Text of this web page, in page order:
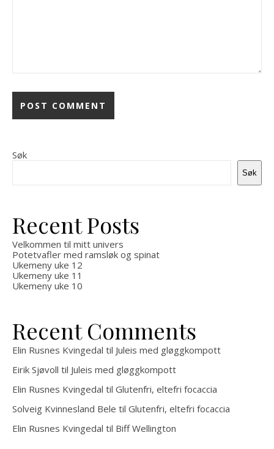
Søk
Søk
Recent Posts
Velkommen til mitt univers
Potetvafler med ramsløk og spinat
Ukemeny uke 12
Ukemeny uke 11
Ukemeny uke 10
Recent Comments
Elin Rusnes Kvingedal til Juleis med gløggkompott
Eirik Sjøvoll til Juleis med gløggkompott
Elin Rusnes Kvingedal til Glutenfri, eltefri focaccia
Solveig Kvinnesland Bele til Glutenfri, eltefri focaccia
Elin Rusnes Kvingedal til Biff Wellington